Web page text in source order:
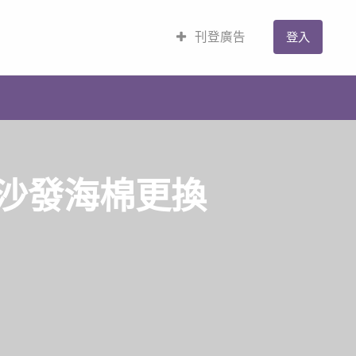
刊登廣告 登入
發海棉更換